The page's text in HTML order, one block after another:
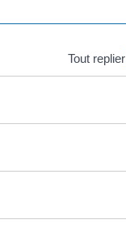
Tout replier